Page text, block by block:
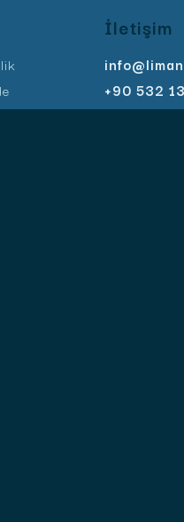
İletişim
+90 532